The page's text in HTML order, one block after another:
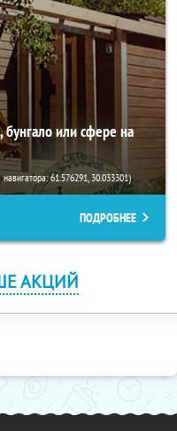
или сфере на
61.576291, 30.033301)
ПОДРОБНЕЕ
АКЦИЙ